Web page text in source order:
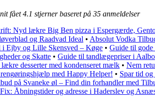
fået4.1 stjerner baseret på 35 anmeldelser
Nyd lækre Big Ben pizza i Espergærde,
og Raadvad Ideal • Absolut Vodka
Ejby og Lille Skensved – Køge • Guide til gode
og Skatte • Guide til tandlægepriser i
desserter med kondenseret mælk • Nem
med Happy Helper! • Spar tid
på Svaneke øl – Find din forhandler med
Åbningstider og adresse i Haderslev og